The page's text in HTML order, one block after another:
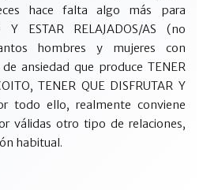
hace falta algo más para
Y ESTAR RELAJADOS/AS (no
hombres y mujeres con
ansiedad que produce TENER
TENER QUE DISFRUTAR Y
todo ello, realmente conviene
válidas otro tipo de relaciones,
habitual.